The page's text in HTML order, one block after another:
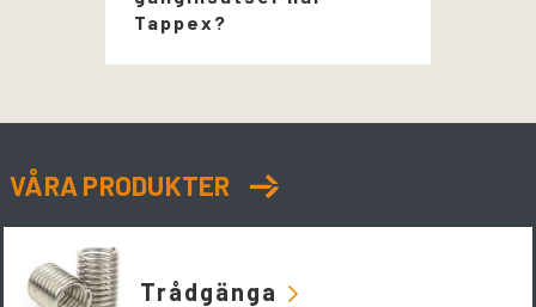
Tappex?
VÅRA PRODUKTER
Trådgänga